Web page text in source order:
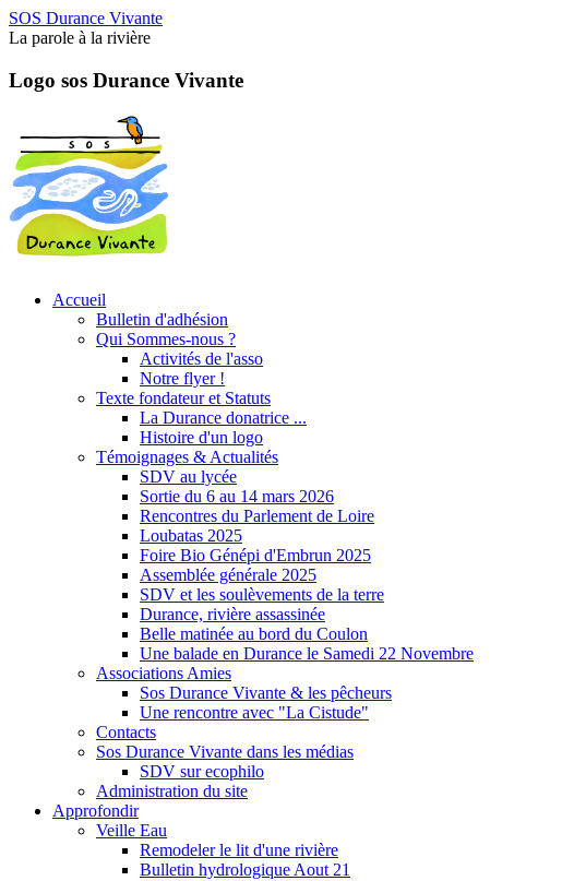
SOS Durance Vivante
La parole à la rivière
Logo sos Durance Vivante
Accueil
Bulletin d'adhésion
Qui Sommes-nous ?
Activités de l'asso
Notre flyer !
Texte fondateur et Statuts
La Durance donatrice ...
Histoire d'un logo
Témoignages & Actualités
SDV au lycée
Sortie du 6 au 14 mars 2026
Rencontres du Parlement de Loire
Loubatas 2025
Foire Bio Génépi d'Embrun 2025
Assemblée générale 2025
SDV et les soulèvements de la terre
Durance, rivière assassinée
Belle matinée au bord du Coulon
Une balade en Durance le Samedi 22 Novembre
Associations Amies
Sos Durance Vivante & les pêcheurs
Une rencontre avec "La Cistude"
Contacts
Sos Durance Vivante dans les médias
SDV sur ecophilo
Administration du site
Approfondir
Veille Eau
Remodeler le lit d'une rivière
Bulletin hydrologique Aout 21